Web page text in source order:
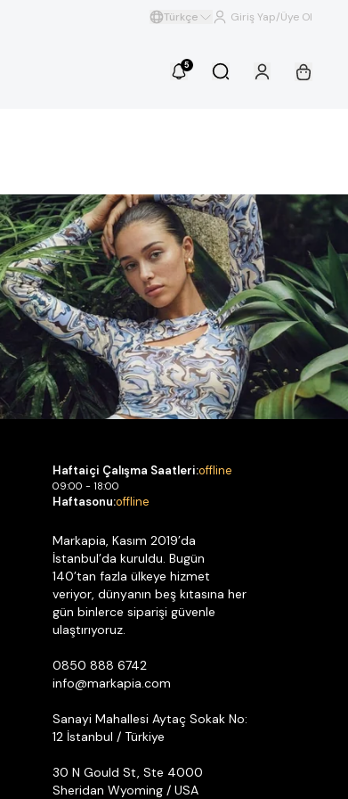
Türkçe Giriş Yap/Üye Ol
5
Haftaiçi Çalışma Saatleri:offline
09:00 - 18:00
Haftasonu:offline
Markapia, Kasım 2019’da
İstanbul’da kuruldu. Bugün
140’tan fazla ülkeye hizmet
veriyor, dünyanın beş kıtasına her
gün binlerce siparişi güvenle
ulaştırıyoruz.
0850 888 6742
info@markapia.com
Sanayi Mahallesi Aytaç Sokak No:
12 İstanbul / Türkiye
30 N Gould St, Ste 4000
Sheridan Wyoming / USA